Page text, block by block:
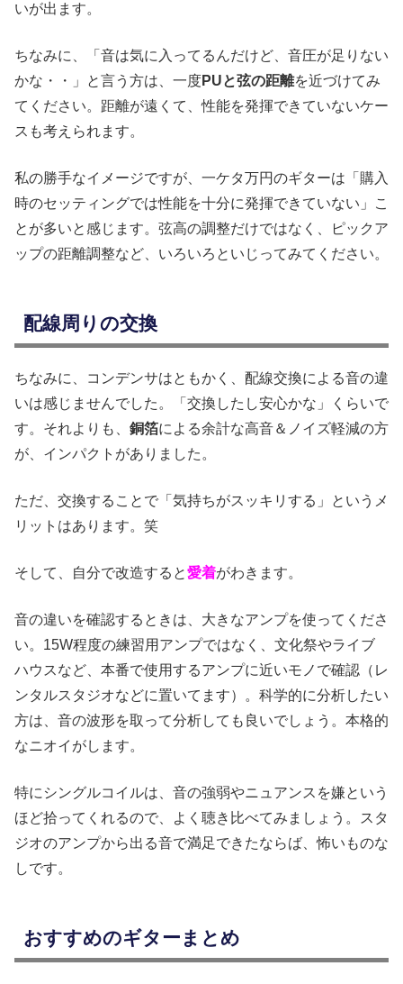
いが出ます。
ちなみに、「音は気に入ってるんだけど、音圧が足りない
かな・・」と言う方は、一度PUと弦の距離を近づけてみ
てください。距離が遠くて、性能を発揮できていないケー
スも考えられます。
私の勝手なイメージですが、一ケタ万円のギターは「購入
時のセッティングでは性能を十分に発揮できていない」こ
とが多いと感じます。弦高の調整だけではなく、ピックア
ップの距離調整など、いろいろといじってみてください。
配線周りの交換
ちなみに、コンデンサはともかく、配線交換による音の違
いは感じませんでした。「交換したし安心かな」くらいで
す。それよりも、 銅箔による余計な高音＆ノイズ軽減の方
が、インパクトがありました。
ただ、交換することで「気持ちがスッキリする」というメ
リットはあります。笑
そして、自分で改造すると愛着がわきます。
音の違いを確認するときは、大きなアンプを使ってくださ
い。15W程度の練習用アンプではなく、文化祭やライブ
ハウスなど、本番で使用するアンプに近いモノで確認（レ
ンタルスタジオなどに置いてます）。科学的に分析したい
方は、音の波形を取って分析しても良いでしょう。本格的
なニオイがします。
特にシングルコイルは、音の強弱やニュアンスを嫌という
ほど拾ってくれるので、よく聴き比べてみましょう。スタ
ジオのアンプから出る音で満足できたならば、怖いものな
しです。
おすすめのギターまとめ